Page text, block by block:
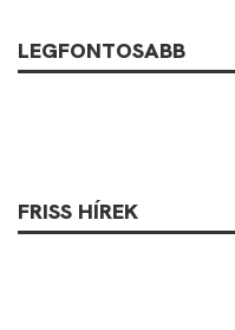
LEGFONTOSABB
FRISS HÍREK